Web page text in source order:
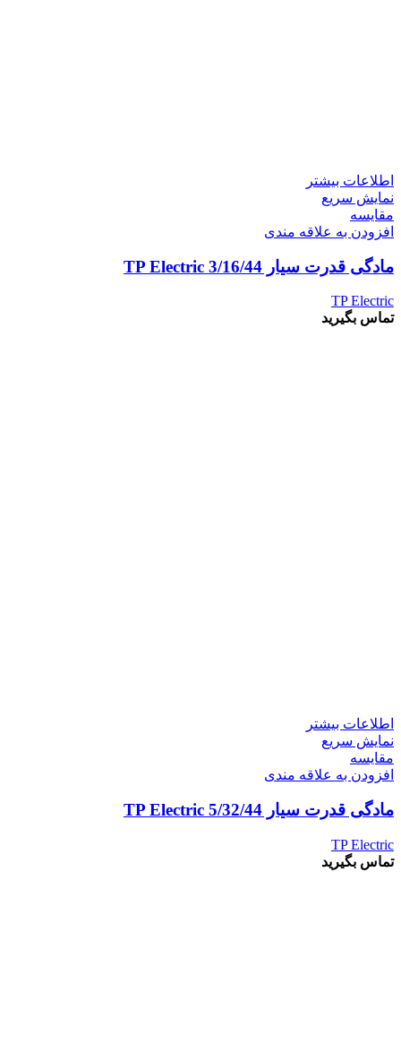
اطلاعات بیشتر
نمایش سریع
مقايسه
افزودن به علاقه مندی
مادگی قدرت سیار 3/16/44 TP Electric
TP Electric
تماس بگیرید
اطلاعات بیشتر
نمایش سریع
مقايسه
افزودن به علاقه مندی
مادگی قدرت سیار 5/32/44 TP Electric
TP Electric
تماس بگیرید